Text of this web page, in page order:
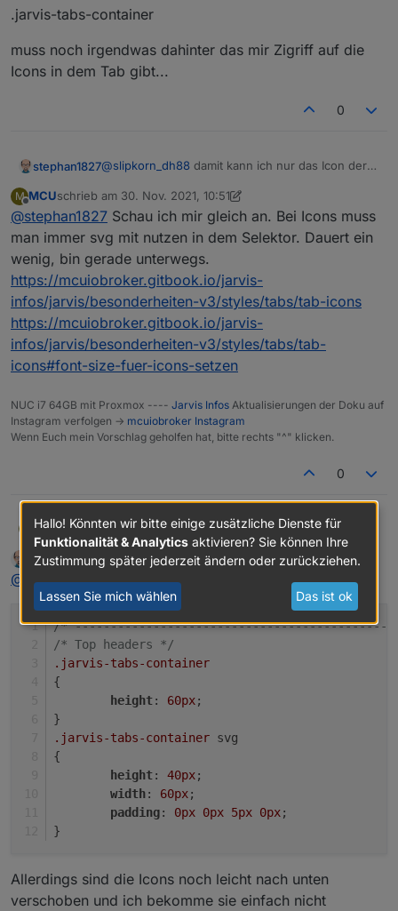
.jarvis-tabs-container
muss noch irgendwas dahinter das mir Zigriff auf die
Icons in dem Tab gibt...
0
stephan1827@slipkorn_dh88 damit kann ich nur das Icon der
zu ändern. Ich habe mal mit font-size
herumgespielt, aber da tut sich leider nichts.
Hinter
.jarvis-tabs-container
muss noch irgendwas dahinter das mir Zigriff auf
die Icons in dem Tab gibt...
M
Offline
MCUschrieb am 30. Nov. 2021, 10:51
zuletzt editiert von MCU
@stephan1827 Schau ich mir gleich an. Bei Icons muss
man immer svg mit nutzen in dem Selektor. Dauert ein
wenig, bin gerade unterwegs.
https://mcuiobroker.gitbook.io/jarvis-
infos/jarvis/besonderheiten-v3/styles/tabs/tab-icons
https://mcuiobroker.gitbook.io/jarvis-
infos/jarvis/besonderheiten-v3/styles/tabs/tab-
icons#font-size-fuer-icons-setzen
NUC i7 64GB mit Proxmox ---- Jarvis Infos Aktualisierungen der Doku auf
Instagram verfolgen -> mcuiobroker Instagram
Wenn Euch mein Vorschlag geholfen hat, bitte rechts "^" klicken.
0
MCU@stephan1827 Schau ich mir gleich an. Bei Icons muss
man immer svg mit nutzen in dem Selektor. Dauert ein
wenig, bin gerade unterwegs.
https://mcuiobroker.gitbook.io/jarvis-
infos/jarvis/besonderheiten-v3/styles/tabs/tab-icons
https://mcuiobroker.gitbook.io/jarvis-
infos/jarvis/besonderheiten-v3/styles/tabs/tab-
icons#font-size-fuer-icons-setzen
stephan1827schrieb am30. Nov. 2021, 11:28
zuletzt editiert von
@ mcuDiese Einstellungen sind schon fast perfekt
/*
/* Top headers */
.jarvis-tabs-container
{
height: 60px;
}
.jarvis-tabs-container svg
{
height: 40px;
width: 60px;
padding: 0px 0px 5px 0px;
}
Allerdings sind die Icons noch leicht nach unten
verschoben und ich bekomme sie einfach nicht
Hallo! Könnten wir bitte einige zusätzliche Dienste für
Funktionalität & Analytics aktivieren? Sie können Ihre
Zustimmung später jederzeit ändern oder zurückziehen.
Lassen Sie mich wählen Das ist ok